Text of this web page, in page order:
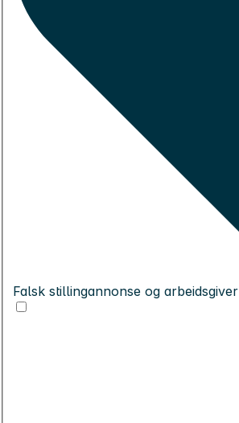
Falsk stillingannonse og arbeidsgiver